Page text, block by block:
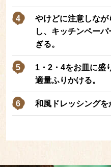
やけどに注意しな
し、キッチンペー
ぎる。
1・2・4をお皿に盛
適量ふりかける。
和風ドレッシングを